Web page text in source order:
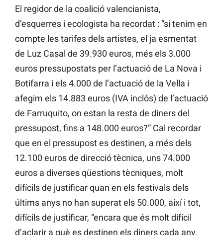
El regidor de la coalició valencianista,
d’esquerres i ecologista ha recordat : “si tenim en
compte les tarifes dels artistes, el ja esmentat
de Luz Casal de 39.930 euros, més els 3.000
euros pressupostats per l’actuació de La Nova i
Botifarra i els 4.000 de l’actuació de la Vella i
afegim els 14.883 euros (IVA inclós) de l’actuació
de Farruquito, on estan la resta de diners del
pressupost, fins a 148.000 euros?” Cal recordar
que en el pressupost es destinen, a més dels
12.100 euros de direcció tècnica, uns 74.000
euros a diverses qüestions tècniques, molt
difícils de justificar quan en els festivals dels
últims anys no han superat els 50.000, així i tot,
difícils de justificar, “encara que és molt difícil
d’aclarir a què es destinen els diners cada any,